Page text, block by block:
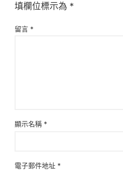
填欄位標示為 *
留言 *
顯示名稱 *
電子郵件地址 *